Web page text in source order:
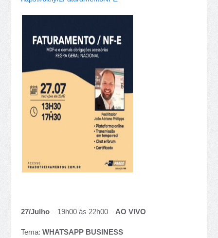
27/Julho– 19h00 às 22h00 –AO VIVO
Tema: WHATSAPP BUSINESS